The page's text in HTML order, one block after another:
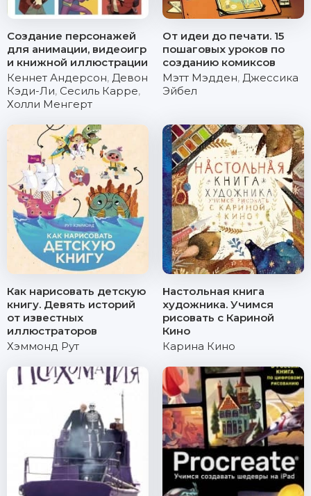
Создание персонажей
для анимации, видеоигр
и книжной иллюстрации
Кеннет Андерсон, Девон
Кэди-Ли, Сесиль Карре,
Холли Менгерт
От идеи до печати. 15
пошаговых уроков по
созданию комиксов
Мэтт Мэдден, Джессика
Эйбел
Как нарисовать детскую
книгу. Девять историй
от известных
иллюстраторов
Хэммонд Рут
Настольная книга
художника. Учимся
рисовать с Кариной
Кино
Карина Кино